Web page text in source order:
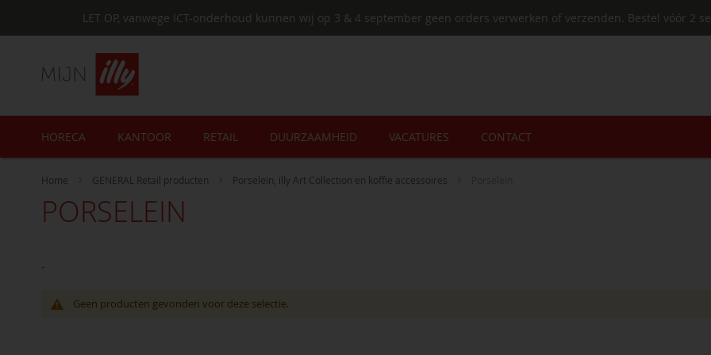
LET OP, vanwege ICT-onderhoud kunnen wij op 3 & 4 september geen orders verwerken of verzenden. Bestel vóór 2
HORECA
KANTOOR RETAIL DUURZAAMHEID VACATURES CONTACT
Home GENERAL Retail producten Porselein, illy Art Collection en koffie accessoires
PORSELEIN
-
Geen producten gevonden voor deze selectie.